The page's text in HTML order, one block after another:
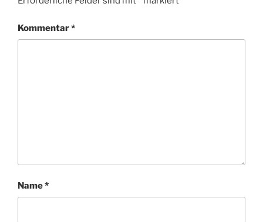
Kommentar*
Name*